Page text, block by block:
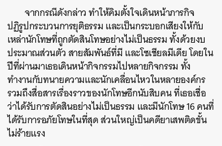
จากกรณีดังกล่าว ทำให้คิมตั้งใจเดินหน้าภารกิจ
ปฏิรูปกระบวนการยุติธรรม และเป็นกระบอกเสียงให้กับ
เหล่านักโทษที่ถูกตัดสินโทษอย่างไม่เป็นธรรม ทั้งด้วยงบ
ประมาณส่วนตัว สายสัมพันธ์ที่มี และโซเชียลมีเดีย โดยใน
ปีที่ผ่านมาเธอเดินหน้ากิจกรรมไปหลายกิจกรรม ทั้ง
ทำงานกับทนายความและนักเคลื่อนไหวในหลายองค์กร
รวมถึงสื่อสารเรื่องราวของนักโทษอีกนับสิบคน ที่เธอเชื่อ
ว่าได้รับการตัดสินอย่างไม่เป็นธรรม และมีนักโทษ 16 คนที่
ได้รับการอภัยโทษในที่สุด ส่วนใหญ่เป็นคดียาเสพติดขั้น
ไม่ร้ายแรง